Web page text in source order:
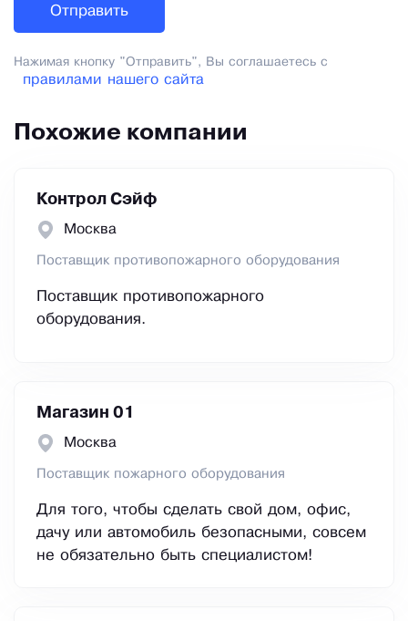
Нажимая кнопку "Отправить", Вы соглашаетесь с
правилами нашего сайта
Похожие компании
Контрол Сэйф
Москва
Поставщик противопожарного оборудования
Поставщик противопожарного
оборудования.
Магазин 01
Москва
Поставщик пожарного оборудования
Для того, чтобы сделать свой дом, офис,
дачу или автомобиль безопасными, совсем
не обязательно быть специалистом!